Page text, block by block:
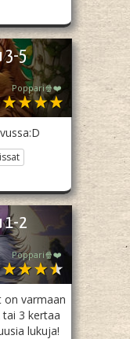
3-5
Poppari🍿❤️
1-2
Poppari🍿❤️
on varmaan
3 kertaa
lukuja!